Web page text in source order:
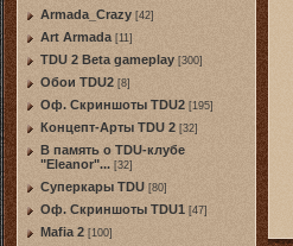
Armada_Crazy [42]
Art Armada [11]
TDU 2 Beta gameplay [300]
Обои TDU2 [8]
Оф. Скриншоты TDU2 [195]
Концепт-Арты TDU 2 [32]
В память о TDU-клубе
"Eleanor"... [32]
Суперкары TDU [80]
Оф. Скриншоты TDU1 [47]
Mafia 2 [100]